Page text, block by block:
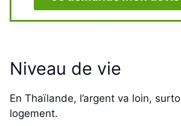
Niveau de vie
En Thaïlande, l’argent va loin,
logement.